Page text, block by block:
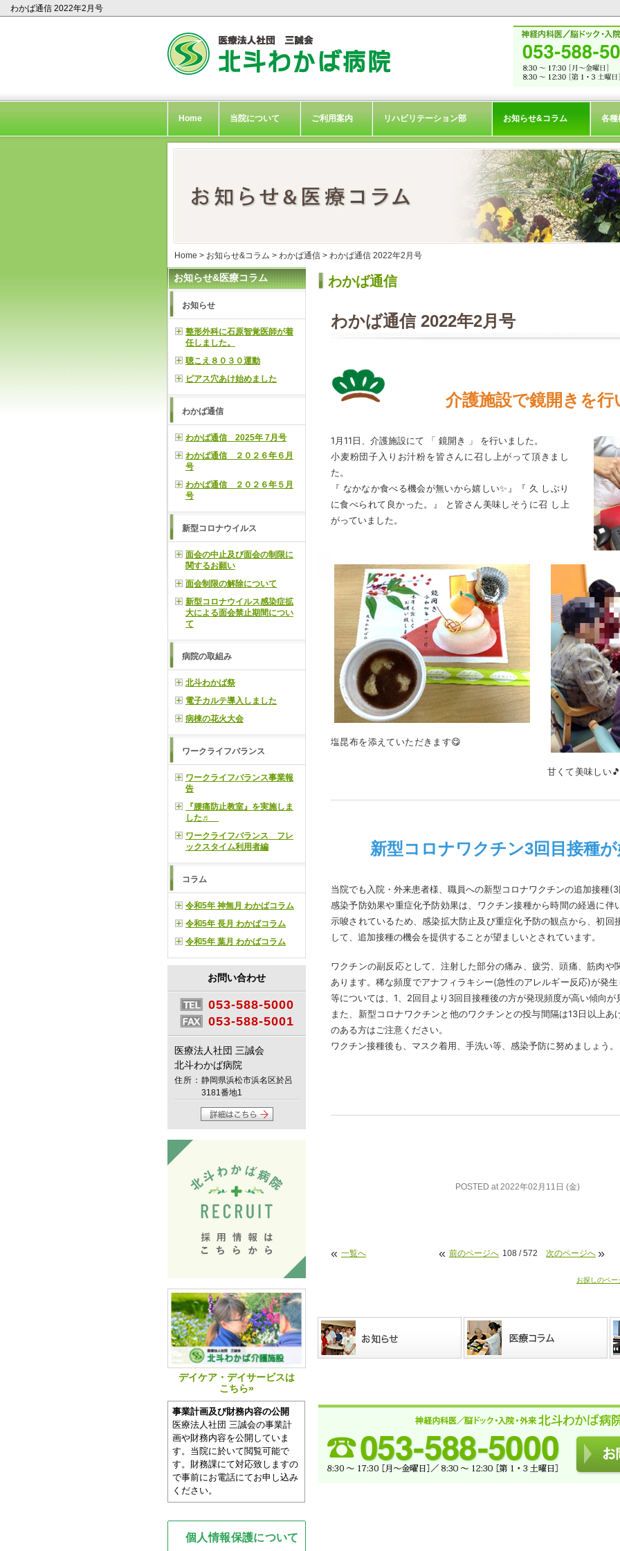
わかば通信 2022年2月号
Home 当院について ご利用案内 リハビリテーション部 お知らせ&コラム 各種
Home > お知らせ&コラム > わかば通信 > わかば通信 2022年2月号
わかば通信
わかば通信 2022年2月号
介護施設で鏡開きを行
1月11日、介護施設にて 「 鏡開き 」 を行いました。
小麦粉団子入りお汁粉を皆さんに召し上がって頂きまし
た。
『 なかなか食べる機会が無いから嬉しい✨』『 久 しぶり
に食べられて良かった。』 と皆さん美味しそうに召 し上
がっていました。
塩昆布を添えていただきます😋
甘くて美味しい
新型コロナワクチン3回目接種
当院でも入院・外来患者様、職員への新型コロナワクチンの追加接種
感染予防効果や重症化予防効果は、ワクチン接種から時間の経過に伴
示唆されているため、感染拡大防止及び重症化予防の観点から、初回
して、追加接種の機会を提供することが望ましいとされています。
ワクチンの副反応として、注射した部分の痛み、疲労、頭痛、筋肉や
あります。稀な頻度でアナフィラキシー(急性のアレルギー反応)が発
等については、1、2回目より3回目接種後の方が発現頻度が高い傾向が
また、新型コロナワクチンと他のワクチンとの投与間隔は13日以上
のある方はご注意ください。
ワクチン接種後も、マスク着用、手洗い等、感染予防に努めましょう。
POSTED at 2022年02月11日 (金)
« 一覧へ « 前のページへ 108 / 572 次のページへ »
お探しのペ
お知らせ&医療コラム
お知らせ
整形外科に石原智覚医師が着
任しました。
聴こえ８０３０運動
ピアス穴あけ始めました
わかば通信
わかば通信 2025年 7月号
わかば通信 ２０２６年６月
号
わかば通信 ２０２６年５月
号
新型コロナウイルス
面会の中止及び面会の制限に
関するお願い
面会制限の解除について
新型コロナウイルス感染症拡
大による面会禁止期間につい
て
病院の取組み
北斗わかば祭
電子カルテ導入しました
病棟の花火大会
ワークライフバランス
ワークライフバランス事業報
告
『腰痛防止教室』を実施しま
した♬
ワークライフバランス フレ
ックスタイム利用者編
コラム
令和5年 神無月 わかばコラム
令和5年 長月 わかばコラム
令和5年 葉月 わかばコラム
お問い合わせ
053-588-5000
053-588-5001
医療法人社団 三誠会
北斗わかば病院
住所： 静岡県浜松市浜名区於呂
3181番地1
デイケア・デイサービスは
こちら»
事業計画及び財務内容の公開
医療法人社団 三誠会の事業計
画や財務内容を公開していま
す。当院に於いて閲覧可能で
す。財務課にて対応致しますの
で事前にお電話にてお申し込み
ください。
個人情報保護について